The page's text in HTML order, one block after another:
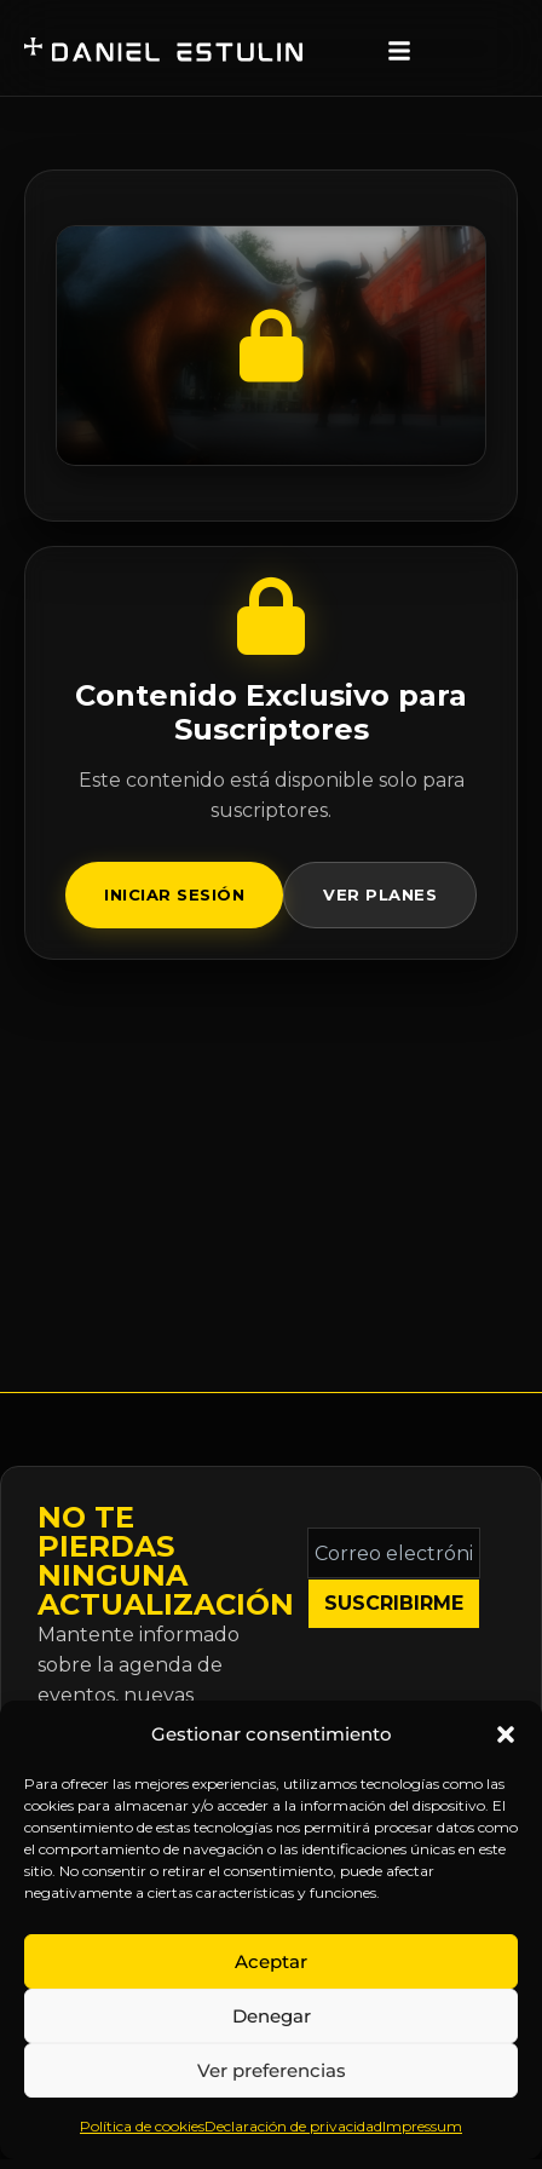
Gestionar consentimiento
Para ofrecer las mejores experiencias, utilizamos tecnologías como las
cookies para almacenar y/o acceder a la información del dispositivo. El
consentimiento de estas tecnologías nos permitirá procesar datos como
el comportamiento de navegación o las identificaciones únicas en este
sitio. No consentir o retirar el consentimiento, puede afectar
negativamente a ciertas características y funciones.
Aceptar
Denegar
Ver preferencias
Política de cookiesDeclaración de privacidadImpressum
Contenido Exclusivo para
Suscriptores
Este contenido está disponible solo para
suscriptores.
INICIAR SESIÓN VER PLANES
NO TE
PIERDAS
NINGUNA
ACTUALIZACIÓN
Mantente informado
sobre la agenda de
eventos, nuevas
publicaciones y
suscripción.
Correo
electrónico
*
Inteligencia
Anticipándonos
EXPLORA
Inicio
Sobre
Contenido
Webinars
LEGAL
Política
de
Términos y
Aviso
SÍGUENOS